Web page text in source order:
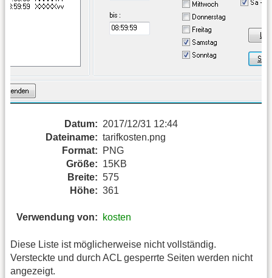
Datum: 2017/12/31 12:44
Dateiname: tarifkosten.png
Format:
PNG
Größe: 15KB
Breite: 575
Höhe: 361
Verwendung von: kosten
Diese Liste ist möglicherweise nicht vollständig.
Versteckte und durch ACL gesperrte Seiten werden nicht
angezeigt.